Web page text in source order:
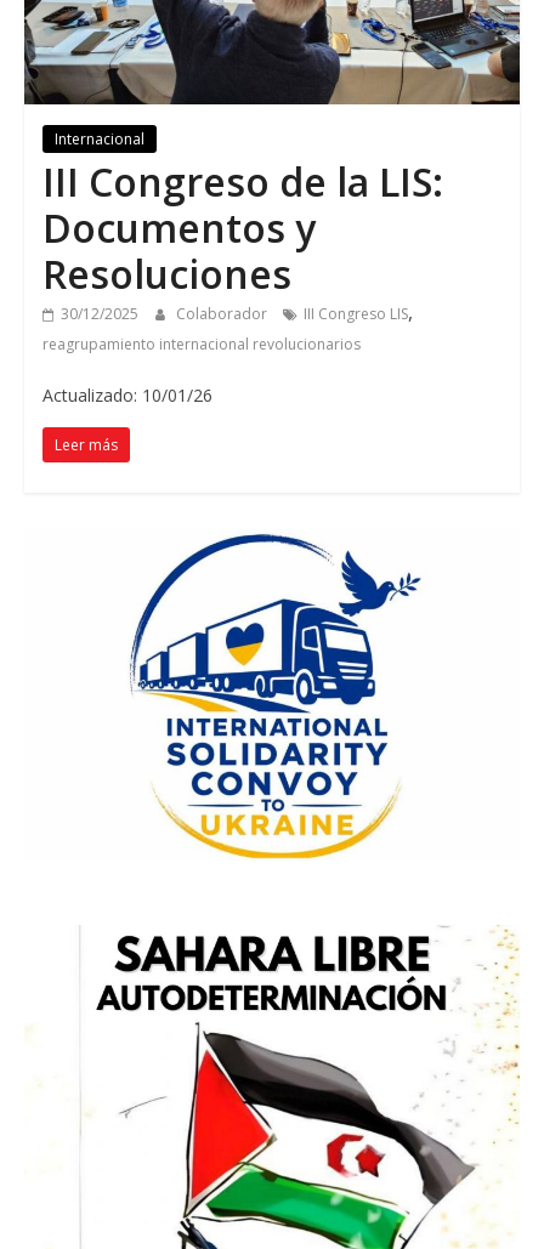
Internacional
III Congreso de la LIS:
Documentos y
Resoluciones
30/12/2025 Colaborador III Congreso LIS,
reagrupamiento internacional revolucionarios
Actualizado: 10/01/26
Leer más